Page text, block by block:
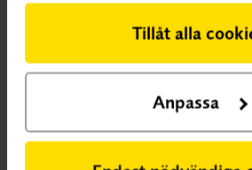
Tillåt alla
Anpassa
kunskapslucka innebär att systematiska
effekt eller att det saknas systematiska
ge forskare och forskningsfinansiärer tips